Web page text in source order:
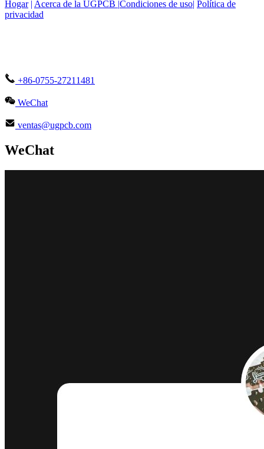
Hogar | Acerca de la UGPCB |Condiciones de uso| Política de
privacidad
+86-0755-27211481
WeChat
ventas@ugpcb.com
WeChat